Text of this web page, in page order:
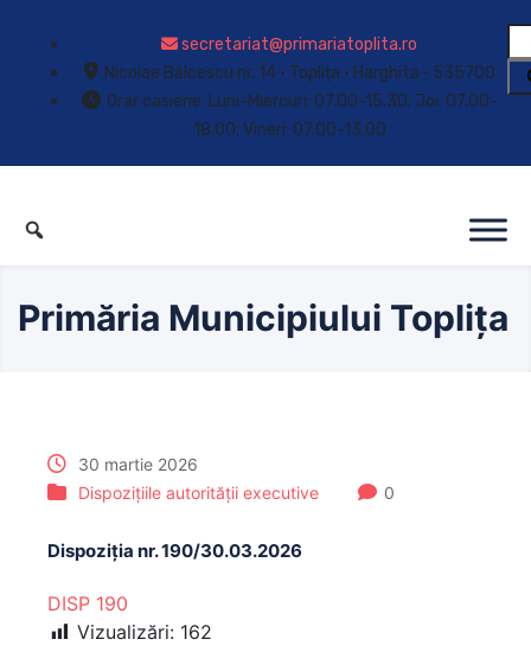
secretariat@primariatoplita.ro
Nicolae Bălcescu nr. 14 • Toplița • Harghita • 535700
Orar casierie: Luni-Miercuri: 07.00-15.30; Joi: 07.00-
18.00; Vineri: 07.00-13.00
Primăria Municipiului Toplița
30 martie 2026
Dispozițiile autorității executive
0
Dispoziția nr. 190/30.03.2026
DISP 190
Vizualizări: 162